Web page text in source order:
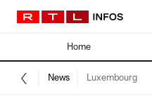
Home
News Luxembourg